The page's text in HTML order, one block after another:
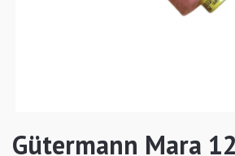
Gütermann Mara